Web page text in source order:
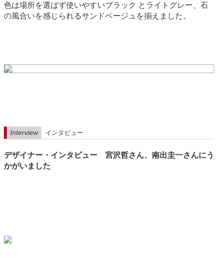
色は場所を選ばず使いやすいブラック とライトグレー、石
の風合いを感じられるサンドベージュを揃えました。
Interview インタビュー
デザイナー・インタビュー 宮沢哲さん、南出圭一さんにう
かがいました